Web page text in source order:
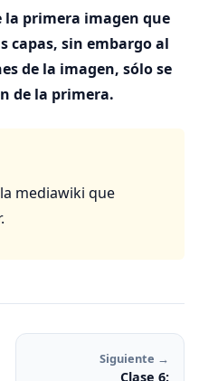
la primera imagen que
capas, sin embargo al
de la imagen, sólo se
de la primera.
mediawiki que
Siguiente →
Clase 6: